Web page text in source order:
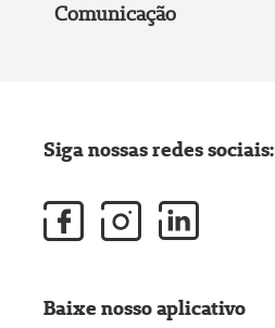
Comunicação
Siga nossas redes sociais:
Baixe nosso aplicativo